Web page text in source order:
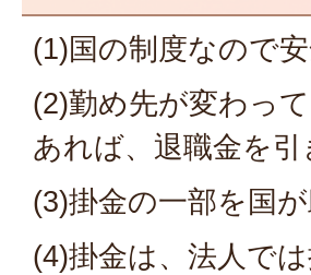
(1)国の制度なので安
(2)勤め先が変わっ
あれば、退職金を
(3)掛金の一部を国が
(4)掛金は、法人で